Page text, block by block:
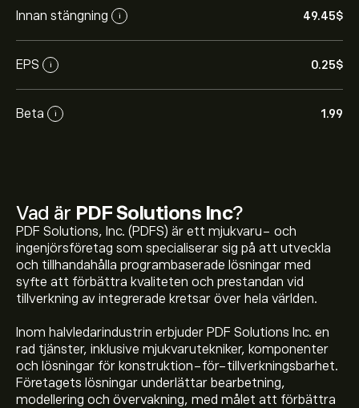
Innan stängning i 49.45‎$‎
EPS i 0.25‎$‎
Beta i 1.99
Vad är PDF Solutions Inc?
PDF Solutions, Inc. (PDFS) är ett mjukvaru- och
ingenjörsföretag som specialiserar sig på att utveckla
och tillhandahålla programbaserade lösningar med
syfte att förbättra kvaliteten och prestandan vid
tillverkning av integrerade kretsar över hela världen.
Inom halvledarindustrin erbjuder PDF Solutions Inc. en
rad tjänster, inklusive mjukvarutekniker, komponenter
och lösningar för konstruktion-för-tillverkningsbarhet.
Företagets lösningar underlättar bearbetning,
modellering och övervakning, med målet att förbättra